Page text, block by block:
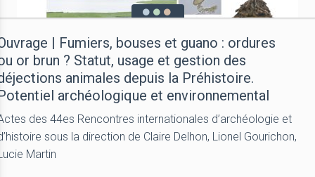
| Fumiers, bouses et guano : ordures
or brun ? Statut, usage et gestion des
animales depuis la Préhistoire.
archéologique et environnemental
des 44es Rencontres internationales d’archéologie et
sous la direction de Claire Delhon, Lionel Gourichon,
Martin